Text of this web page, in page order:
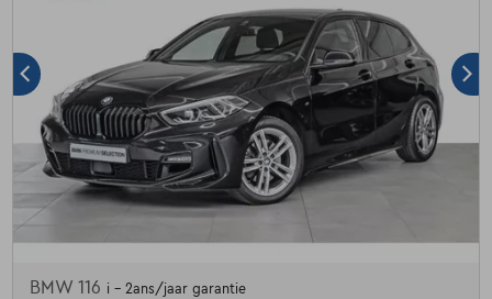
BMW 116 i - 2ans/jaar garantie